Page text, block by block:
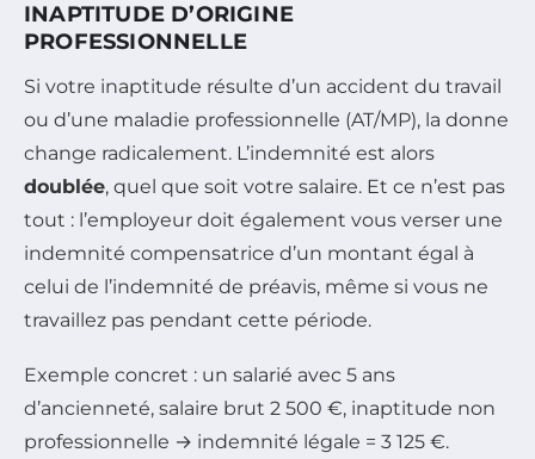
INAPTITUDE D’ORIGINE
PROFESSIONNELLE
Si votre inaptitude résulte d’un accident du travail
ou d’une maladie professionnelle (AT/MP), la donne
change radicalement. L’indemnité est alors
doublée, quel que soit votre salaire. Et ce n’est pas
tout : l’employeur doit également vous verser une
indemnité compensatrice d’un montant égal à
celui de l’indemnité de préavis, même si vous ne
travaillez pas pendant cette période.
Exemple concret : un salarié avec 5 ans
d’ancienneté, salaire brut 2 500 €, inaptitude non
professionnelle → indemnité légale = 3 125 €.